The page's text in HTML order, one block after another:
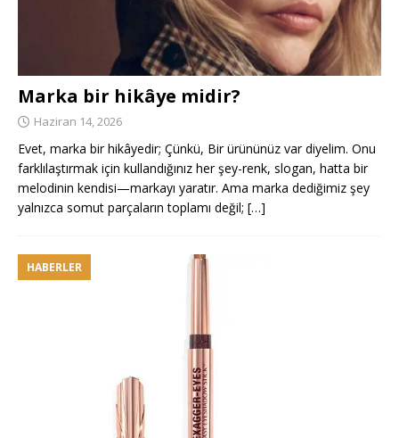
Marka bir hikâye midir?
Haziran 14, 2026
Evet, marka bir hikâyedir; Çünkü, Bir ürününüz var diyelim. Onu
farklılaştırmak için kullandığınız her şey-renk, slogan, hatta bir
melodinin kendisi—markayı yaratır. Ama marka dediğimiz şey
yalnızca somut parçaların toplamı değil; […]
HABERLER